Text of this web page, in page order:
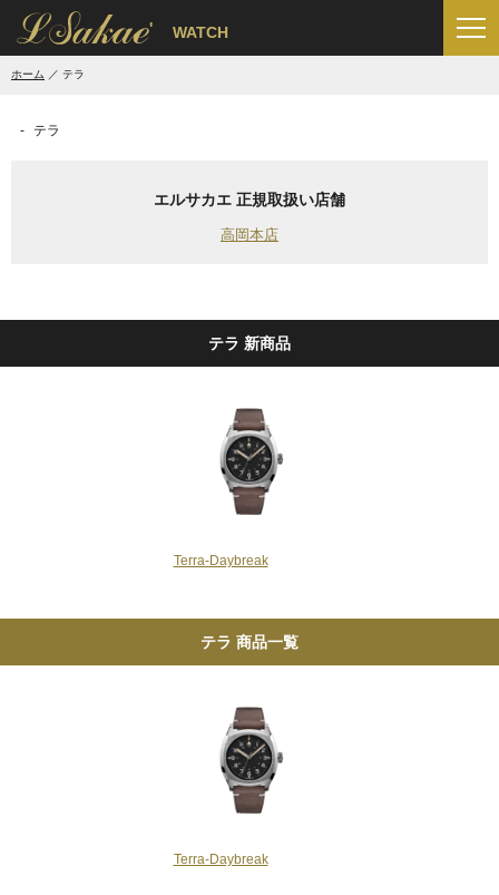
' WATCH
ホーム テラ
テラ
エルサカエ 正規取扱い店舗
高岡本店
テラ 新商品
Terra-Daybreak
テラ 商品一覧
Terra-Daybreak